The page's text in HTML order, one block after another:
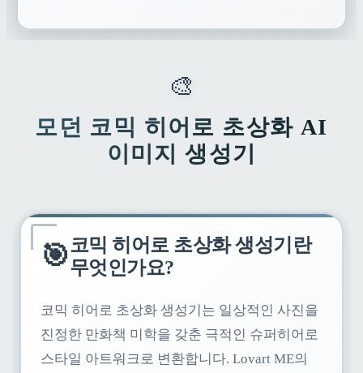
🎨
모던 코믹 히어로 초상화 AI
이미지 생성기
🎯코믹 히어로 초상화 생성기란
무엇인가요?
코믹 히어로 초상화 생성기는 일상적인 사진을
진정한 만화책 미학을 갖춘 극적인 슈퍼히어로
스타일 아트워크로 변환합니다. Lovart ME의